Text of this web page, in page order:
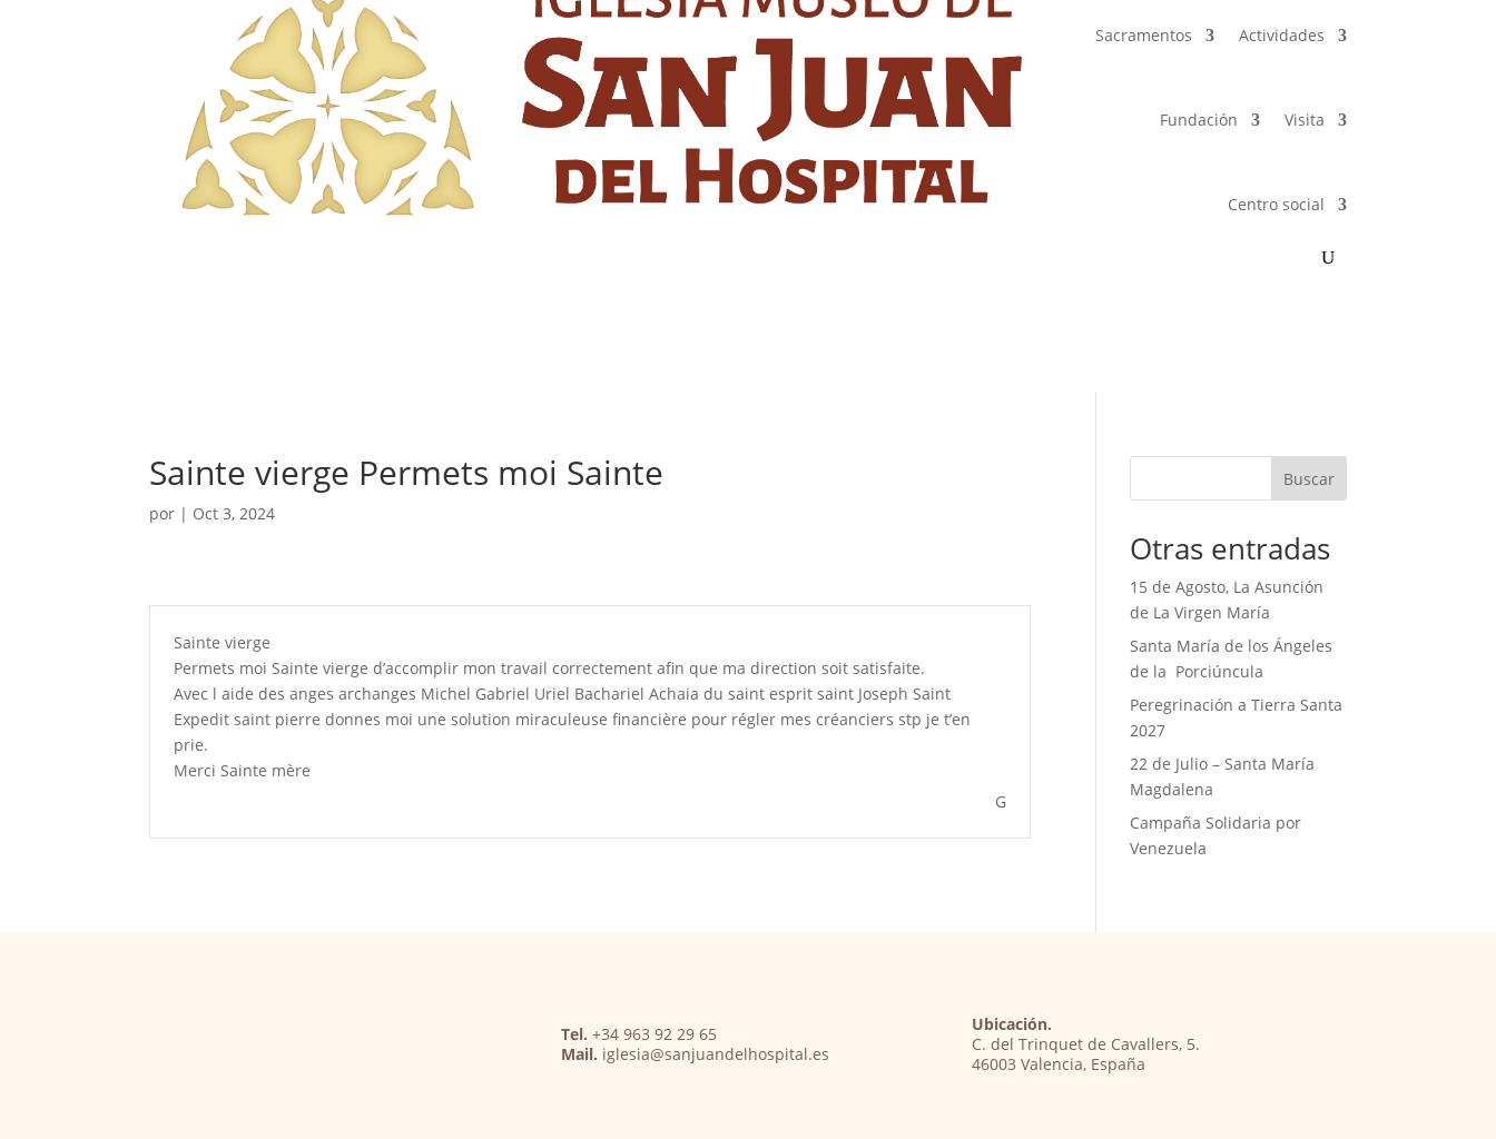
Sacramentos Actividades
Fundación Visita
Centro social
Sainte vierge Permets moi Sainte
por | Oct 3, 2024
Sainte vierge
Permets moi Sainte vierge d’accomplir mon travail correctement afin que ma direction soit satisfaite.
Avec l aide des anges archanges Michel Gabriel Uriel Bachariel Achaia du saint esprit saint Joseph Saint
Expedit saint pierre donnes moi une solution miraculeuse financière pour régler mes créanciers stp je t’en
prie.
Merci Sainte mère
G
Buscar
Otras entradas
15 de Agosto, La Asunción
de La Virgen María
Santa María de los Ángeles
de la Porciúncula
Peregrinación a Tierra Santa
2027
22 de Julio – Santa María
Magdalena
Campaña Solidaria por
Venezuela
Tel. +34 963 92 29 65
Mail. iglesia@sanjuandelhospital.es
Ubicación.
C. del Trinquet de Cavallers, 5.
46003 Valencia, España